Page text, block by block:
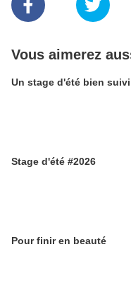
Vous aimerez
Un stage d'été bien suivi
Stage d'été #2026
Pour finir en beauté